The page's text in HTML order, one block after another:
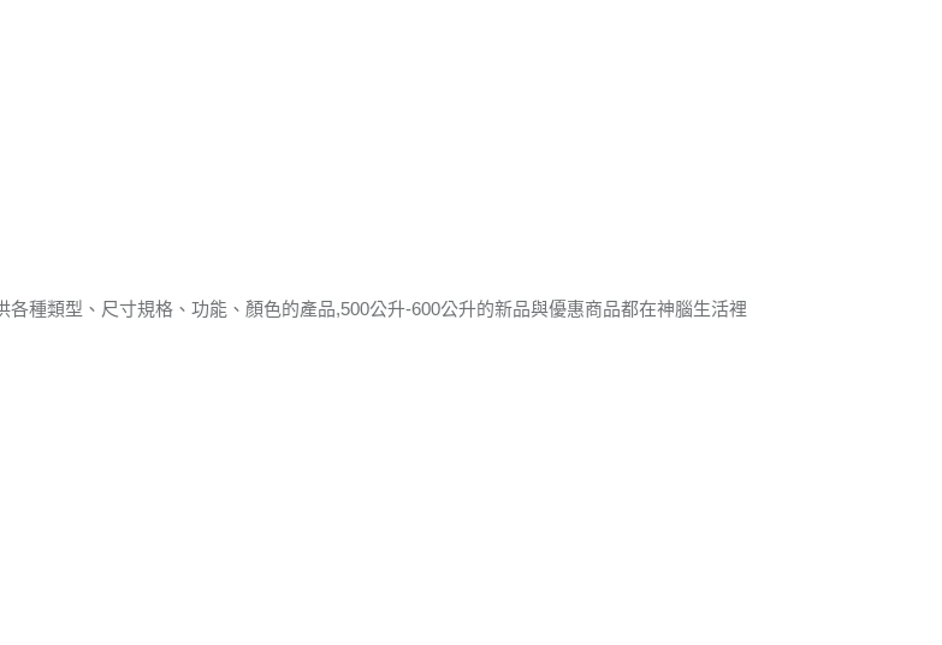
各種類型、尺寸規格、功能、顏色的產品,500公升-600公升的新品與優惠商品都在神腦生活裡